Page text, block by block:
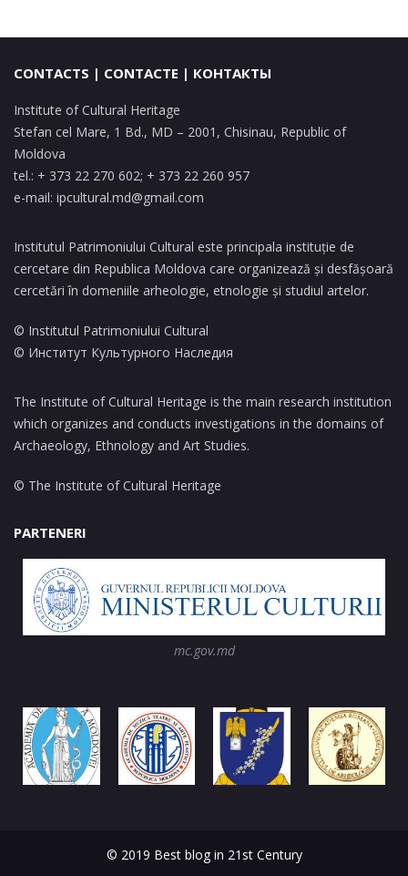
CONTACTS | CONTACTE | КОНТАКТЫ
Institute of Cultural Heritage
Stefan cel Mare, 1 Bd., MD – 2001, Chisinau, Republic of
Moldova
tel.: + 373 22 270 602; + 373 22 260 957
e-mail: ipcultural.md@gmail.com
Institutul Patrimoniului Cultural este principala instituție de
cercetare din Republica Moldova care organizează și desfășoară
cercetări în domeniile arheologie, etnologie și studiul artelor.
© Institutul Patrimoniului Cultural
© Институт Культурного Наследия
The Institute of Cultural Heritage is the main research institution
which organizes and conducts investigations in the domains of
Archaeology, Ethnology and Art Studies.
© The Institute of Cultural Heritage
PARTENERI
mc.gov.md
© 2019 Best blog in 21st Century